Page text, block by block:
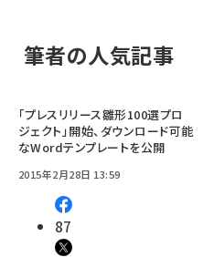
筆者の人気記事
「プレスリリース雛形100選プロ
ジェクト」開始、ダウンロード可能
なWordテンプレートを公開
2015年2月28日 13:59
87